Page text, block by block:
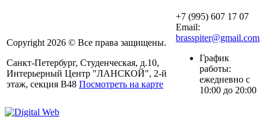
Copyright 2026 © Все права защищены.
Санкт-Петербург, Студенческая, д.10,
Интерьерный Центр "ЛАНСКОЙ", 2-й
этаж, секция В48 Посмотреть на карте
+7 (995) 607 17 07
Email:
brasspiter@gmail.com
График
работы:
ежедневно с
10:00 до 20:00